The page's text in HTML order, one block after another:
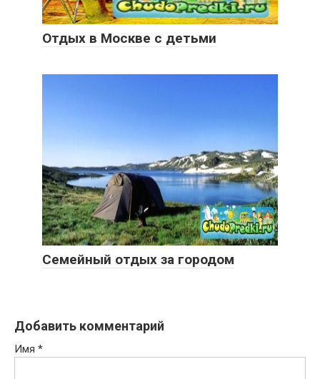
Отдых в Москве с детьми
Семейный отдых за городом
Добавить комментарий
Имя *